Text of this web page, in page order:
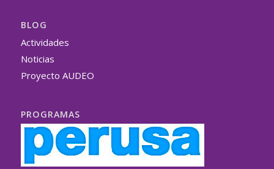
BLOG
Actividades
Noticias
Proyecto AUDEO
PROGRAMAS